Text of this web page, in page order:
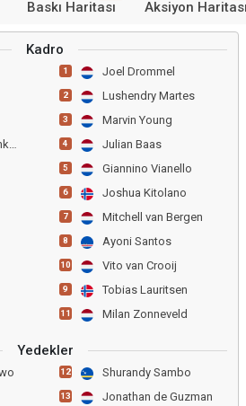
Baskı Haritası Aksiyon
Kadro
Neville Ogidi Nwankwo
1 Joel Drommel
2 Lushendry Martes
3 Marvin Young
4 Julian Baas
5 Giannino Vianello
6 Joshua Kitolano
7 Mitchell van Bergen
8 Ayoni Santos
10 Vito van Crooij
9 Tobias Lauritsen
11 Milan Zonneveld
Yedekler
12 Shurandy Sambo
13 Jonathan de Guzman